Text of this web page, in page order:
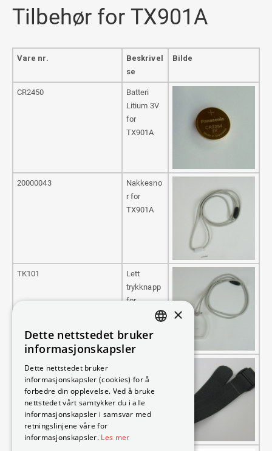
Tilbehør for TX901A
Vare nr.
Beskrivel
se
Bilde
CR2450
Batteri
Litium 3V
for
TX901A
20000043
Nakkesno
r for
TX901A
TK101
Lett
trykknapp
for
TX900-A ArmBElastisk
Elastisk
for
TX901A
DANISH
ENGLISH
GERMAN
×
Dette nettstedet bruker
informasjonskapsler
Dette nettstedet bruker
informasjonskapsler (cookies) for å
forbedre din opplevelse. Ved å bruke
nettstedet vårt samtykker du i alle
informasjonskapsler i samsvar med
retningslinjene våre for
informasjonskapsler. Les mer